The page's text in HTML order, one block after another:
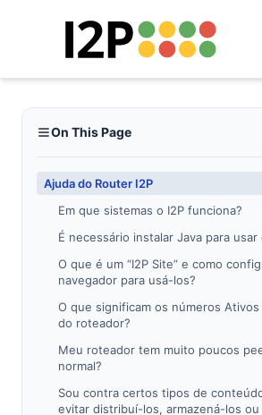
On This Page
Ajuda do Router I2P
Em que sistemas o I2P funciona?
É necessário instalar Java para usar
O que é um “I2P Site” e como
navegador para usá-los?
O que significam os números
do roteador?
Meu roteador tem muito poucos
normal?
Sou contra certos tipos de
evitar distribuí-los, armazená-los ou